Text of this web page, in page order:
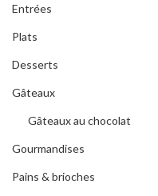
Entrées
Plats
Desserts
Gâteaux
Gâteaux au chocolat
Gourmandises
Pains & brioches